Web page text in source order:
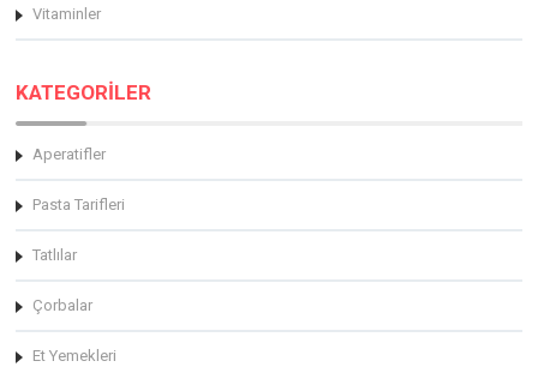
Vitaminler
KATEGORİLER
Aperatifler
Pasta Tarifleri
Tatlılar
Çorbalar
Et Yemekleri